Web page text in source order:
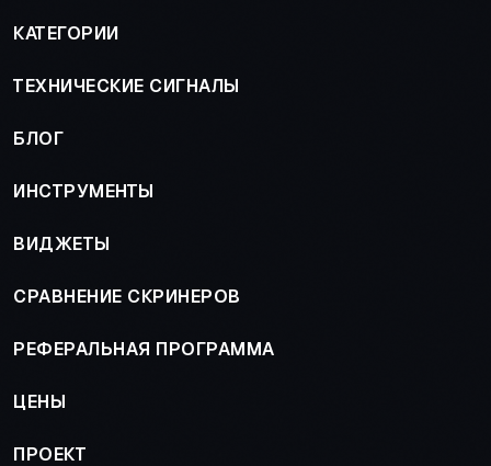
КАТЕГОРИИ
ТЕХНИЧЕСКИЕ СИГНАЛЫ
БЛОГ
ИНСТРУМЕНТЫ
ВИДЖЕТЫ
СРАВНЕНИЕ СКРИНЕРОВ
РЕФЕРАЛЬНАЯ ПРОГРАММА
ЦЕНЫ
ПРОЕКТ